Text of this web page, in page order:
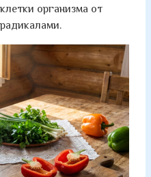
организма от